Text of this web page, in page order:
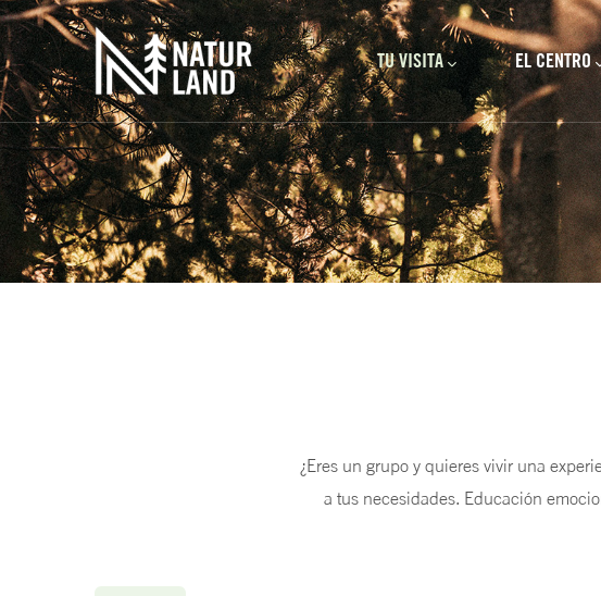
Pasar al contenido principal Navegación principal
TU VISITA EL CENTRO
¿Eres un grupo y quieres vivir una
a tus necesidades. Educación